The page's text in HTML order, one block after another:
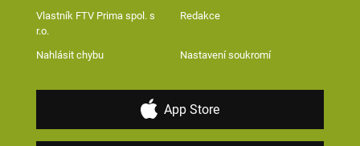
Vlastník FTV Prima spol. s
r.o.
Redakce
Nahlásit chybu Nastavení soukromí
App Store